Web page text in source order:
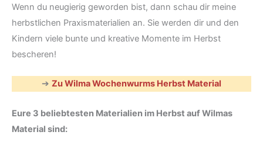
Wenn du neugierig geworden bist, dann schau dir meine
herbstlichen Praxismaterialien an. Sie werden dir und den
Kindern viele bunte und kreative Momente im Herbst
bescheren!
➔ Zu Wilma Wochenwurms Herbst Material
Eure 3 beliebtesten Materialien im Herbst auf Wilmas
Material sind: